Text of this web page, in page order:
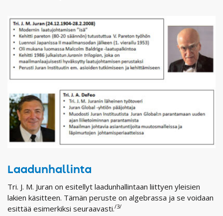
Laadunhallinta
Tri. J. M. Juran on esitellyt laadunhallintaan liittyen yleisien
lakien käsitteen. Tämän peruste on algebrassa ja se voidaan
esittää esimerkiksi seuraavasti./3/